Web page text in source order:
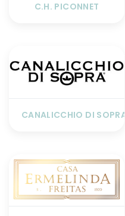
C.H. PICONNET
CANALICCHIO DI SOPRA